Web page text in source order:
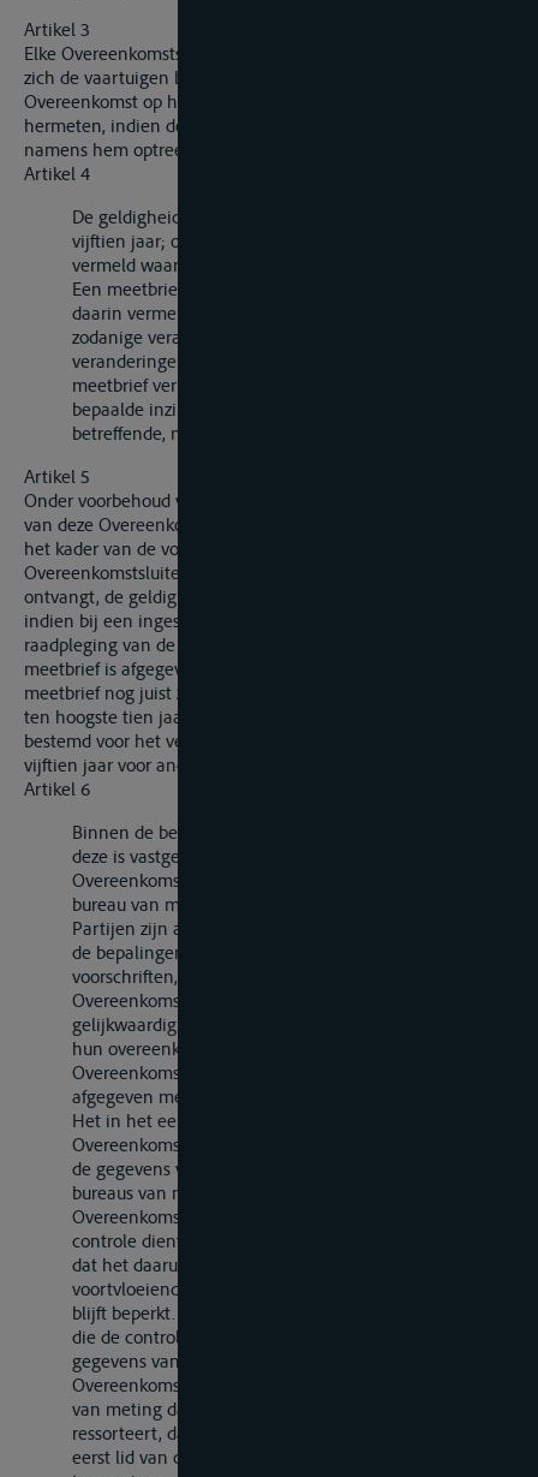
Artikel 3
Elke Overeenkomstsluitende Partij neemt de verplichting op
zich de vaartuigen bedoeld in artikel 1 van deze
Overeenkomst op haar grondgebied te doen meten of
hermeten, indien de eigenaar van het vaartuig of degene die
namens hem optreedt daarom verzoekt.
Artikel 4
De geldigheidsduur van een meetbrief is ten hoogste
vijftien jaar; op iedere meetbrief staat de datum
vermeld waarop hij vervalt.
Een meetbrief verliest zijn geldigheid, ongeacht de
daarin vermelde vervaldatum, indien het vaartuig
zodanige veranderingen ondergaat (herstellingen,
veranderingen, blijvende beschadigingen) dat de in de
meetbrief vermelde gegevens, de waterverplaatsing bij
bepaalde inzinkingen of het maximale laadvermogen
betreffende, niet juist meer zijn.
Artikel 5
Onder voorbehoud van het bepaalde in artikel 15, tweede lid,
van deze Overeenkomst kan elk bureau van meting binnen
het kader van de voorschriften die het van de
Overeenkomstsluitende Partij waaronder het ressorteert
ontvangt, de geldigheidsduur van een meetbrief verlengen
indien bij een ingesteld onderzoek en, zo nodig, na
raadpleging van de staat van meting op grond waarvan de
meetbrief is afgegeven, blijkt dat de gegevens van de
meetbrief nog juist zijn. De geldigheidsduur kan telkens voor
ten hoogste tien jaar worden verlengd voor vaartuigen
bestemd voor het vervoer van goederen en voor ten hoogste
vijftien jaar voor andere vaartuigen.
Artikel 6
Binnen de begrenzing van hun geldigheidsduur zoals
deze is vastgesteld in artikel 4 en 5 van deze
Overeenkomst, worden meetbrieven, die door een
bureau van meting van een der Overeenkomstsluitende
Partijen zijn afgegeven op grond van overeenkomstig
de bepalingen van deze Overeenkomst vastgestelde
voorschriften, door de autoriteiten van de andere
Overeenkomstsluitende Partijen erkend als
gelijkwaardig aan de door deze Partijen op grond van
hun overeenkomstig de bepalingen van deze
Overeenkomst vastgestelde eigen voorschriften
afgegeven meetbrieven.
Het in het eerste lid van dit artikel bepaalde belet een
Overeenkomstsluitende Partij niet voor eigen rekening
de gegevens van meetbrieven afgegeven door de
bureaus van meting van een andere
Overeenkomstsluitende Partij te doen controleren; deze
controle dient evenwel op zodanige wijze te geschieden
dat het daaruit voor de exploitatie van het vaartuig
voortvloeiend ongerief tot het strikt onvermijdelijke
blijft beperkt. Indien de Overeenkomstsluitende Partij
die de controle laat verrichten onjuistheden in de
gegevens van de meetbrief aantreft, stelt zij de
Overeenkomstsluitende Partij waaronder het bureau
van meting dat de meetbrief heeft afgegeven
ressorteert, daarvan in kennis; het bepaalde in het
eerst lid van dit artikel is op deze gegevens niet van